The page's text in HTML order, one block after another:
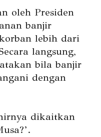
oleh Presiden
banjir
lebih dari
langsung,
bila banjir
dengan
dikaitkan